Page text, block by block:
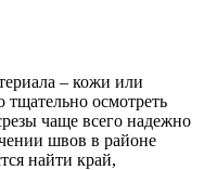
– кожи или
осмотреть
чаще всего надежно
швов в районе
найти край,